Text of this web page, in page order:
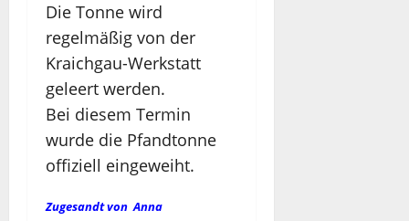
Die Tonne wird
regelmäßig von der
Kraichgau-Werkstatt
geleert werden.
Bei diesem Termin
wurde die Pfandtonne
offiziell eingeweiht.
Zugesandt vonAnna